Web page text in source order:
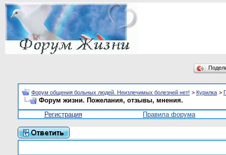
Форум общения больных людей. Неизлечимых болезней нет! > Курилка >
Форум жизни. Пожелания, отзывы, мнения.
Регистрация
Правила форума